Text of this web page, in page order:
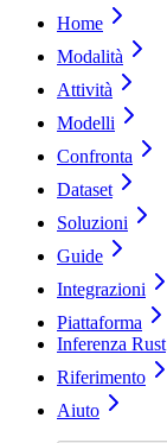
Home
Modalità
Attività
Modelli
Confronta
Dataset
Soluzioni
Guide
Integrazioni
Piattaforma
Inferenza Rust
Riferimento
Aiuto